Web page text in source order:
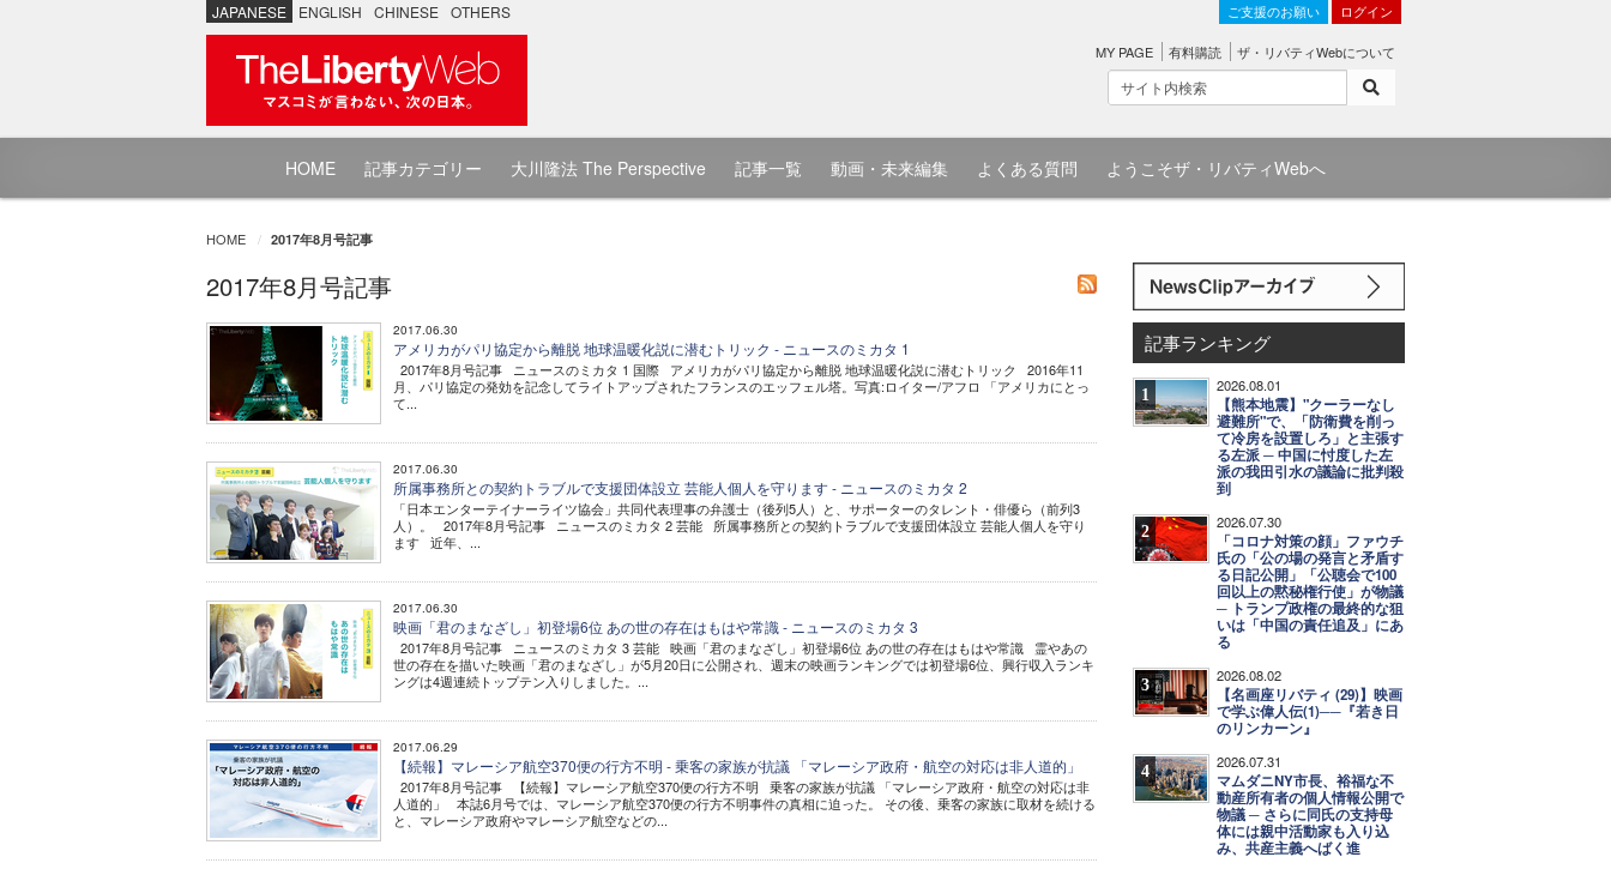
JAPANESE ENGLISH CHINESE OTHERS ご支援のお願い ログイン
MY PAGE 有料購読 ザ・リバティWebについて
HOME 記事カテゴリー 大川隆法 The Perspective 記事一覧 動画・未来編集 よくある質問 ようこそザ・リバティWebへ
HOME 2017年8月号記事
2017年8月号記事
2017.06.30
アメリカがパリ協定から離脱 地球温暖化説に潜むトリック - ニュースのミカタ 1
2017年8月号記事 ニュースのミカタ 1 国際 アメリカがパリ協定から離脱 地球温暖化説に潜むトリック 2016年11
月、パリ協定の発効を記念してライトアップされたフランスのエッフェル塔。写真:ロイター/アフロ 「アメリカにとっ
て...
2017.06.30
所属事務所との契約トラブルで支援団体設立 芸能人個人を守ります - ニュースのミカタ 2
「日本エンターテイナーライツ協会」共同代表理事の弁護士（後列5人）と、サポーターのタレント・俳優ら（前列3
人）。 2017年8月号記事 ニュースのミカタ 2 芸能 所属事務所との契約トラブルで支援団体設立 芸能人個人を守り
ます 近年、...
2017.06.30
映画「君のまなざし」初登場6位 あの世の存在はもはや常識 - ニュースのミカタ 3
2017年8月号記事 ニュースのミカタ 3 芸能 映画「君のまなざし」初登場6位 あの世の存在はもはや常識 霊やあの
世の存在を描いた映画「君のまなざし」が5月20日に公開され、週末の映画ランキングでは初登場6位、興行収入ランキ
ングは4週連続トップテン入りしました。...
2017.06.29
【続報】マレーシア航空370便の行方不明 - 乗客の家族が抗議 「マレーシア政府・航空の対応は非人道的」
2017年8月号記事 【続報】マレーシア航空370便の行方不明 乗客の家族が抗議 「マレーシア政府・航空の対応は非
人道的」 本誌6月号では、マレーシア航空370便の行方不明事件の真相に迫った。 その後、乗客の家族に取材を続ける
と、マレーシア政府やマレーシア航空などの...
記事ランキング
1 2026.08.01
【熊本地震】"クーラーなし
避難所"で、「防衛費を削っ
て冷房を設置しろ」と主張す
る左派 ─ 中国に忖度した左
派の我田引水の議論に批判殺
到
2 2026.07.30
「コロナ対策の顔」ファウチ
氏の「公の場の発言と矛盾す
る日記公開」「公聴会で100
回以上の黙秘権行使」が物議
─ トランプ政権の最終的な狙
いは「中国の責任追及」にあ
る
3 2026.08.02
【名画座リバティ (29)】映画
で学ぶ偉人伝(1)──『若き日
のリンカーン』
4 2026.07.31
マムダニNY市長、裕福な不
動産所有者の個人情報公開で
物議 ─ さらに同氏の支持母
体には親中活動家も入り込
み、共産主義へばく進